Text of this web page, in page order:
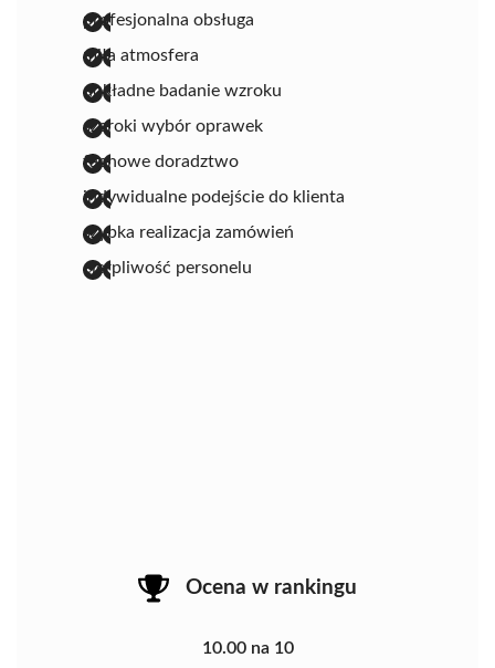
profesjonalna obsługa
miła atmosfera
dokładne badanie wzroku
szeroki wybór oprawek
fachowe doradztwo
indywidualne podejście do klienta
szybka realizacja zamówień
cierpliwość personelu
Ocena w rankingu
10.00 na 10